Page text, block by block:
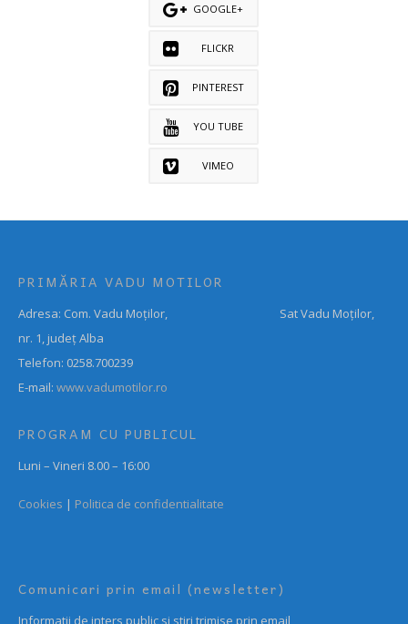
GOOGLE+
FLICKR
PINTEREST
YOU TUBE
VIMEO
PRIMĂRIA VADU MOTILOR
Adresa: Com. Vadu Moților, Sat Vadu Moților,
nr. 1, județ Alba
Telefon: 0258.700239
E-mail: www.vadumotilor.ro
PROGRAM CU PUBLICUL
Luni – Vineri 8.00 – 16:00
Cookies | Politica de confidentialitate
Comunicari prin email (newsletter)
Informatii de inters public si stiri trimise prin email